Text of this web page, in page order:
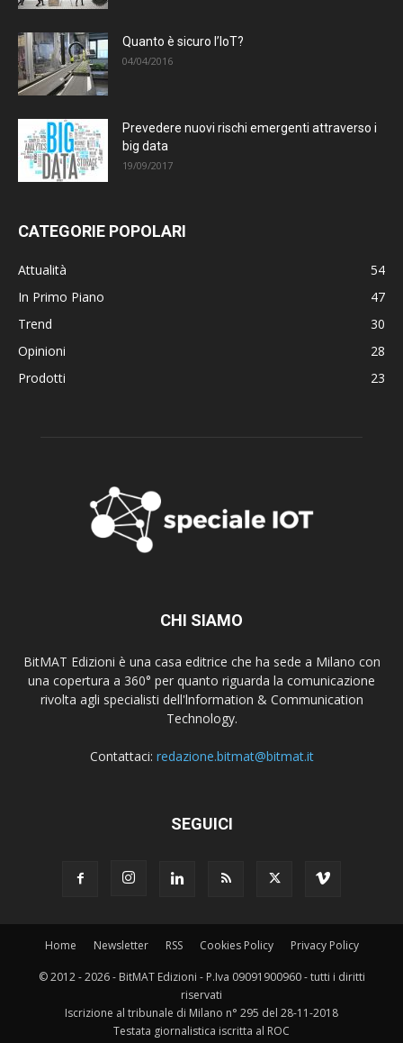
Quanto è sicuro l’IoT?
04/04/2016
Prevedere nuovi rischi emergenti attraverso i
big data
19/09/2017
CATEGORIE POPOLARI
Attualità
54
In Primo Piano
47
Trend
30
Opinioni
28
Prodotti
23
CHI SIAMO
BitMAT Edizioni è una casa editrice che ha sede a Milano con
una copertura a 360° per quanto riguarda la comunicazione
rivolta agli specialisti dell'lnformation & Communication
Technology.
Contattaci: redazione.bitmat@bitmat.it
SEGUICI
Home Newsletter RSS Cookies Policy Privacy Policy
© 2012 - 2026 - BitMAT Edizioni - P.Iva 09091900960 - tutti i diritti
riservati
Iscrizione al tribunale di Milano n° 295 del 28-11-2018
Testata giornalistica iscritta al ROC